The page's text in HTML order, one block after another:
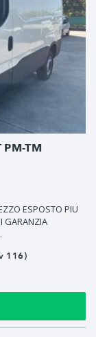
TM
ESPOSTO PIU
GARANZIA
116)